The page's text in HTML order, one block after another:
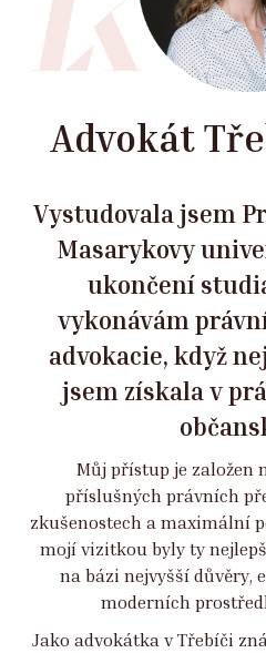
Advokát
Vystudovala jsem
Masarykovy
ukončení
vykonávám
advokacie, když
jsem získala v
Můj přístup je založen
příslušných právních
zkušenostech a maximální
mojí vizitkou byly ty
na bázi nejvyšší důvěry,
moderních
Jako advokátka v Třebíči